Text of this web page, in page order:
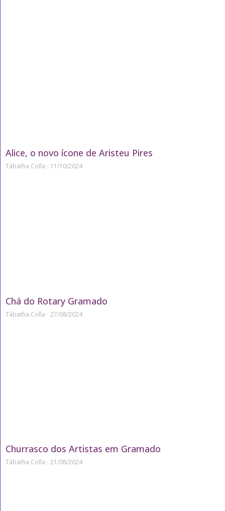
Alice, o novo ícone de Aristeu Pires
Tábatha Colla 11/10/2024
Chá do Rotary Gramado
Tábatha Colla 27/08/2024
Churrasco dos Artistas em Gramado
Tábatha Colla 21/08/2024